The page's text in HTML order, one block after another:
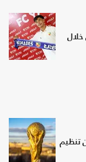
خلال
تنظيم